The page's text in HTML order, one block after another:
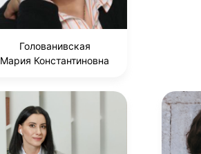
Голованивская
Мария Константиновна